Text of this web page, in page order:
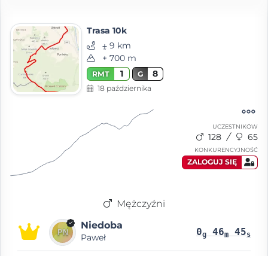
Trasa 10k
⨦ 9 km
+ 700 m
RMT 1 G 8
18 października
UCZESTNIKÓW
128 65
KONKURENCYJNOŚĆ
ZALOGUJ SIĘ
Mężczyźni
Niedoba
Paweł 0g 46m 45s